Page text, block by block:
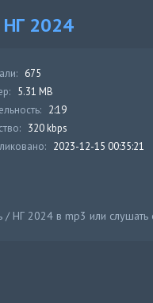
2024
675
5.31 MB
2:19
320 kbps
2023-12-15 00:35:21
НГ 2024 в mp3 или слушать